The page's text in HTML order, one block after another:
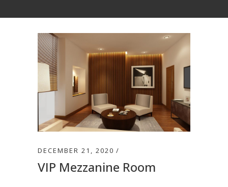
DECEMBER 21, 2020
VIP Mezzanine Room